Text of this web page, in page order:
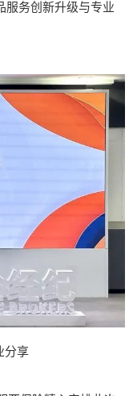
服务创新升级与专业
分享